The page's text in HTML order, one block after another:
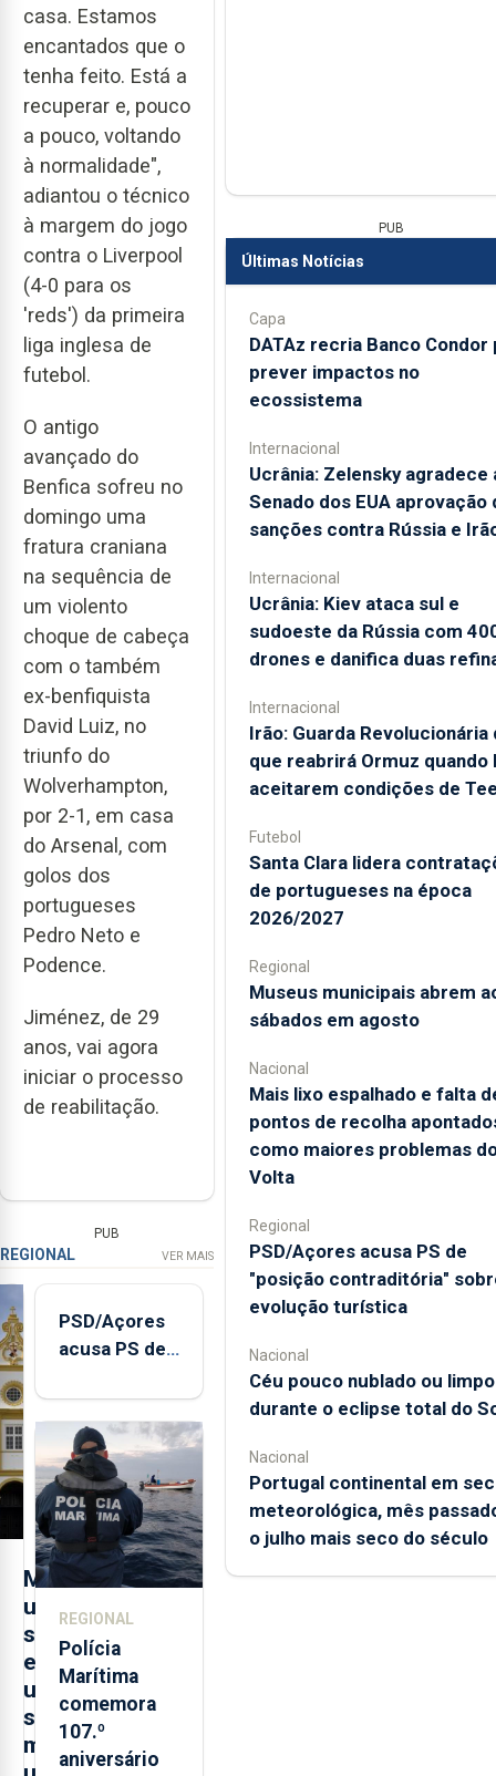
casa. Estamos
encantados que o
tenha feito. Está a
recuperar e, pouco
a pouco, voltando
à normalidade",
adiantou o técnico
à margem do jogo
contra o Liverpool
(4-0 para os
'reds') da primeira
liga inglesa de
futebol.
O antigo
avançado do
Benfica sofreu no
domingo uma
fratura craniana
na sequência de
um violento
choque de cabeça
com o também
ex-benfiquista
David Luiz, no
triunfo do
Wolverhampton,
por 2-1, em casa
do Arsenal, com
golos dos
portugueses
Pedro Neto e
Podence.
Jiménez, de 29
anos, vai agora
iniciar o processo
de reabilitação.
PUB
REGIONAL VER MAIS
M
u
s
e
u
s
m
PSD/Açores
acusa PS de
contraditória"
sobre
evolução
turística
REGIONAL
Polícia
Marítima
comemora
107.º
aniversário
PUB
Últimas Notícias
Capa
DATAz recria Banco Condor
prever impactos no
ecossistema
Internacional
Ucrânia: Zelensky agradece
Senado dos EUA aprovação
sanções contra Rússia e
Internacional
Ucrânia: Kiev ataca sul e
sudoeste da Rússia com
drones e danifica duas
Internacional
Irão: Guarda Revolucionária
que reabrirá Ormuz quando
aceitarem condições de
Futebol
Santa Clara lidera
de portugueses na época
2026/2027
Regional
Museus municipais abrem
sábados em agosto
Nacional
Mais lixo espalhado e falta
pontos de recolha
como maiores problemas
Volta
Regional
PSD/Açores acusa PS de
"posição contraditória"
evolução turística
Nacional
Céu pouco nublado ou limpo
durante o eclipse total do
Nacional
Portugal continental em
meteorológica, mês
o julho mais seco do século